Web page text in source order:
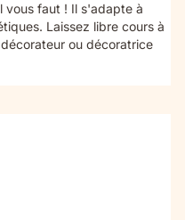
vous faut ! Il s'adapte à
Laissez libre cours à
ou décoratrice